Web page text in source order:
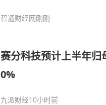
智通财经网刚刚
赛分科技预计上半年归
0%
九派财经10小时前